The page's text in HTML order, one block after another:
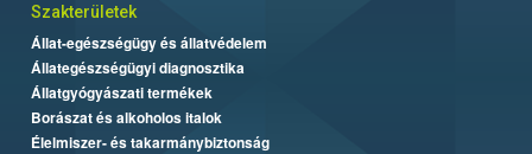
Szakterületek
Állat-egészségügy és állatvédelem
Állategészségügyi diagnosztika
Állatgyógyászati termékek
Borászat és alkoholos italok
Élelmiszer- és takarmánybiztonság